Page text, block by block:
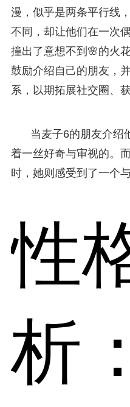
漫，似乎是两条平行线
不同，却让他们在一次
撞出了意想不到🌸的火
鼓励介绍自己的朋友，
系，以期拓展社交圈、
当麦子6的朋友介绍
着一丝好奇与审视的。
时，她则感受到了一个
性
析